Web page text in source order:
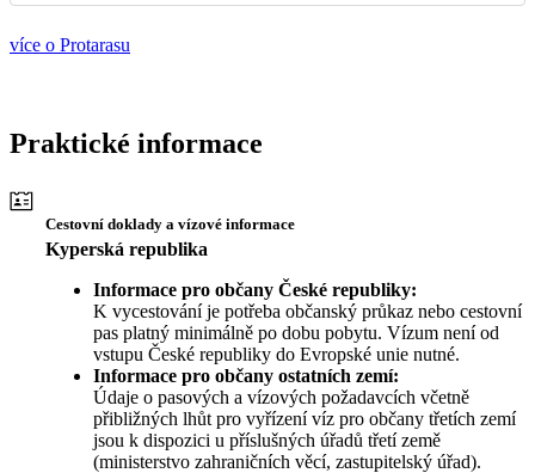
více o Protarasu
Praktické informace
Cestovní doklady a vízové informace
Kyperská republika
Informace pro občany České republiky:
K vycestování je potřeba občanský průkaz nebo cestovní
pas platný minimálně po dobu pobytu. Vízum není od
vstupu České republiky do Evropské unie nutné.
Informace pro občany ostatních zemí:
Údaje o pasových a vízových požadavcích včetně
přibližných lhůt pro vyřízení víz pro občany třetích zemí
jsou k dispozici u příslušných úřadů třetí země
(ministerstvo zahraničních věcí, zastupitelský úřad).